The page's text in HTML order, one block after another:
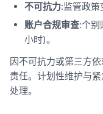
不可抗力:监管政
账户合规审查:个
小时)。
因不可抗力或第三方
责任。计划性维护与
处理。